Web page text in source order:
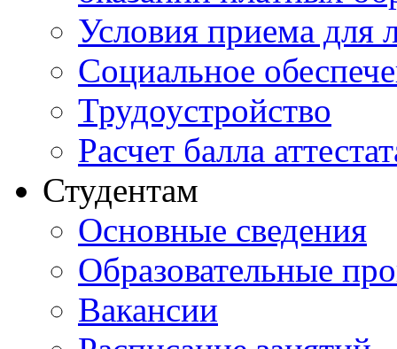
Условия приема для
Социальное
Трудоустройство
Расчет балла
Студентам
Основные сведения
Образовательные
Вакансии